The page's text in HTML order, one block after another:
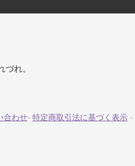
れ。
合わせ- 特定商取引法に基づく表示 -